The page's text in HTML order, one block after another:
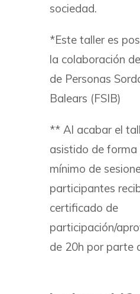
sociedad.
*Este taller es
la colaboración
de Personas
Balears (FSIB)
** Al acabar el
asistido de
mínimo de
participantes
certificado de
participación/
de 20h por parte